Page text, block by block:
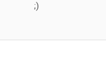
;)